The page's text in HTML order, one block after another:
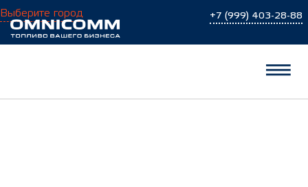
Выберите город +7 (999) 403-28-88